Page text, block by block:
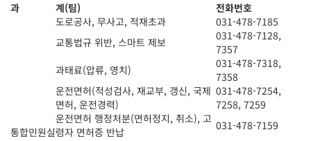
과 계(팀) 전화번호
통합민원실
도로공사, 무사고, 적재초과
031-478-7185
교통법규 위반, 스마트 제보
031-478-7128,
7357
과태료(압류, 영치)
031-478-7318,
7358
운전면허(적성검사, 재교부, 갱신, 국제
면허, 운전경력)
031-478-7254,
7258, 7259
운전면허 행정처분(면허정지, 취소), 고
령자 면허증 반납
031-478-7159